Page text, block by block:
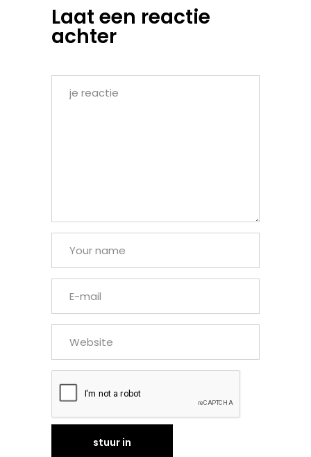
Laat een reactie
achter